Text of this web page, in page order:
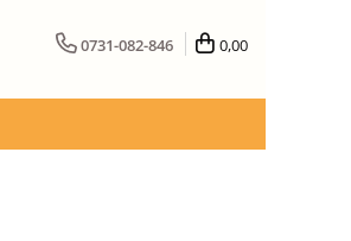
0731-082-846 0,00